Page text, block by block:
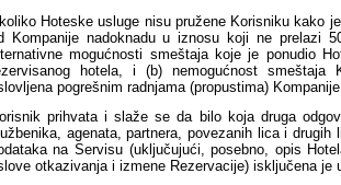
Hoteske usluge nisu pružene Korisniku kako
Kompanije nadoknadu u iznosu koji ne prelazi
mogućnosti smeštaja koje je ponudio
hotela, i (b) nemogućnost
pogrešnim radnjama (propustima)
prihvata i slaže se da bilo koja druga
agenata, partnera, povezanih lica i
na Servisu (uključujući, posebno, opis
otkazivanja i izmene Rezervacije) isključena